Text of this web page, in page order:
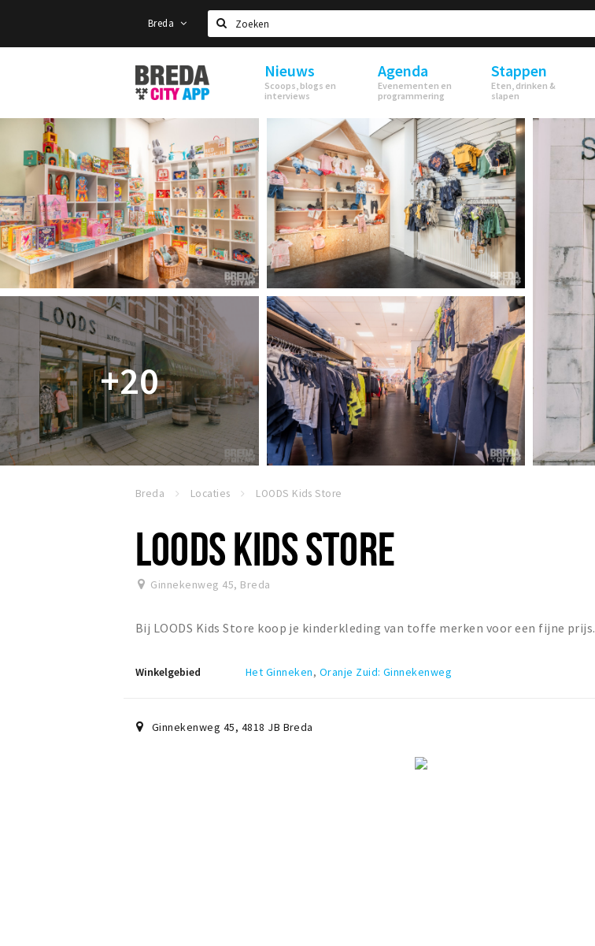
Breda
Zoeken
Stappen
&
Shoppen
Breda
Nieuws
Scoops, blogs en
interviews
Agenda
Evenementen en
programmering
Stappen
Eten, drinken &
slapen
+20
Breda Locaties LOODS Kids Store
LOODS KIDS STORE
Ginnekenweg 45, Breda
Bij LOODS Kids Store koop je kinderkleding van toffe merken voor een fijne prijs.
Winkelgebied Het Ginneken, Oranje Zuid: Ginnekenweg
Ginnekenweg 45, 4818 JB Breda